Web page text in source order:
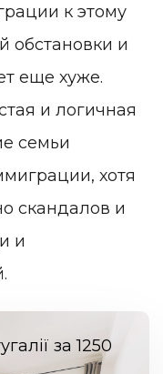
к этому
обстановки и
еще хуже.
и логичная
семьи
хотя
скандалов и
и
за 1250